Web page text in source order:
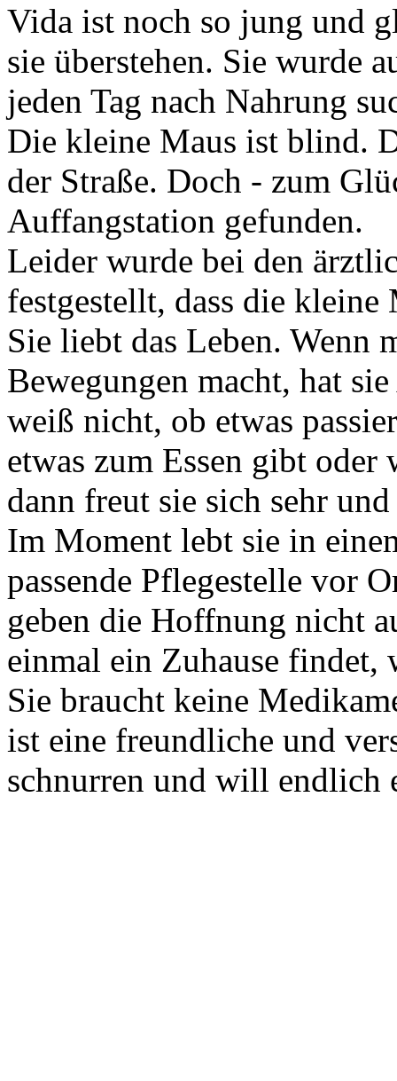
Vida ist noch so jung und
sie überstehen. Sie wurde
jeden Tag nach Nahrung
Die kleine Maus ist blind.
der Straße. Doch - zum
Auffangstation gefunden.
Leider wurde bei den
festgestellt, dass die
Sie liebt das Leben. Wenn
Bewegungen macht, hat
weiß nicht, ob etwas
etwas zum Essen gibt
dann freut sie sich sehr
Im Moment lebt sie in
passende Pflegestelle vor
geben die Hoffnung nicht
einmal ein Zuhause
Sie braucht keine
ist eine freundliche und
schnurren und will endlich